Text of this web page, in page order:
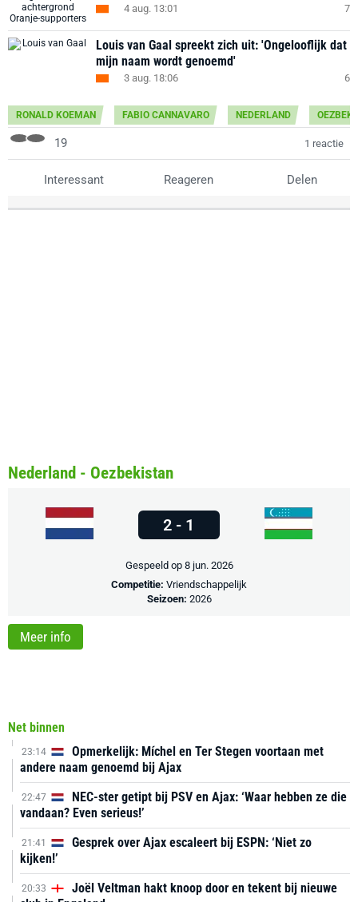
4 aug. 13:01 7
Louis van Gaal spreekt zich uit: 'Ongelooflijk dat
mijn naam wordt genoemd'
3 aug. 18:06 6
RONALD KOEMAN FABIO CANNAVARO NEDERLAND
19 1 reactie
Interessant Reageren Delen
Net binnen
23:14
Opmerkelijk: Míchel en Ter Stegen voortaan met
andere naam genoemd bij Ajax
22:47
NEC-ster getipt bij PSV en Ajax: ‘Waar hebben ze die
vandaan? Even serieus!’
21:41
Gesprek over Ajax escaleert bij ESPN: ‘Niet zo
kijken!’
20:33
Joël Veltman hakt knoop door en tekent bij nieuwe
Nederland - Oezbekistan
2 - 1
Gespeeld op 8 jun. 2026
Competitie: Vriendschappelijk
Seizoen: 2026
Meer info